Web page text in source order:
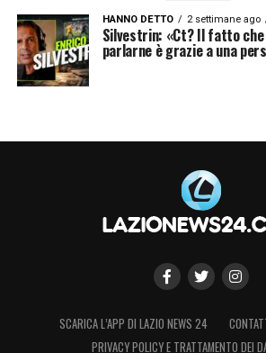
HANNO DETTO 2 settimane ago
Silvestrin: «Ct? Il fatto che
parlarne è grazie a una
SCARICA L’APP DI LAZIO NEWS 24
PRIVACY POLICY E TRATTAMENTO DEI